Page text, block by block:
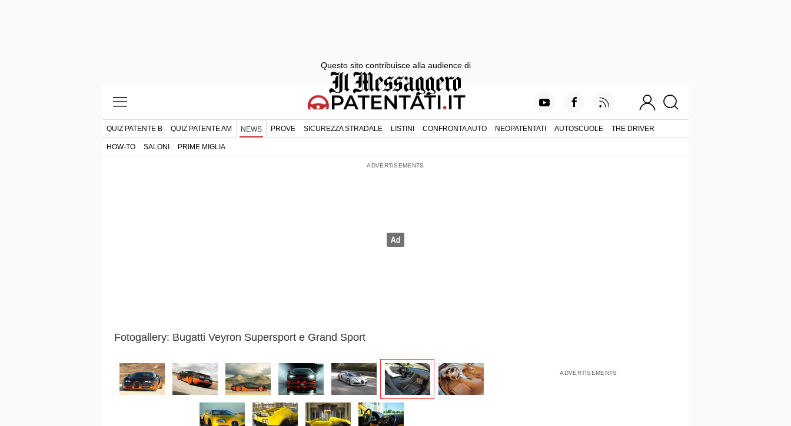
QUIZ PATENTE B QUIZ PATENTE AM NEWS PROVE SICUREZZA STRADALE LISTINI CONFRONTA AUTO NEOPATENTATI AUTOSCUOLE THE DRIVER
HOW-TO SALONI PRIME MIGLIA
Fotogallery: Bugatti Veyron Supersport e Grand Sport
Questo sito contribuisce alla audience di